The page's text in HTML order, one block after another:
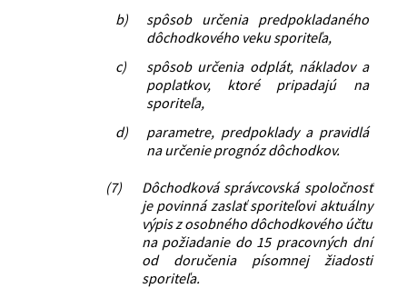
b)
spôsob určenia predpokladaného
dôchodkového veku sporiteľa,
c)
spôsob určenia odplát, nákladov a
poplatkov, ktoré pripadajú na
sporiteľa,
d)
parametre, predpoklady a pravidlá
na určenie prognóz dôchodkov.
(7)
Dôchodková správcovská spoločnosť
je povinná zaslať sporiteľovi aktuálny
výpis z osobného dôchodkového účtu
na požiadanie do 15 pracovných dní
od doručenia písomnej žiadosti
sporiteľa.